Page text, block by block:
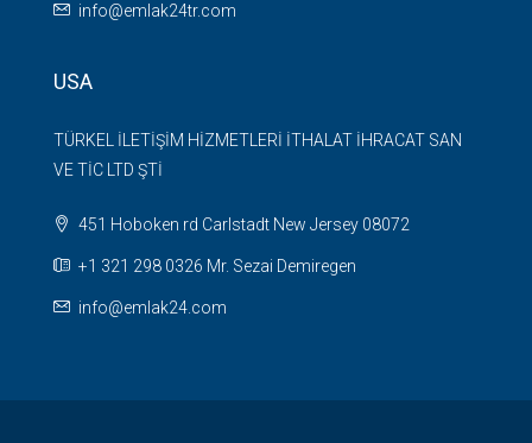
info@emlak24tr.com
USA
TÜRKEL İLETİŞİM HİZMETLERİ İTHALAT İHRACAT SAN
VE TİC LTD ŞTİ
451 Hoboken rd Carlstadt New Jersey 08072
+1 321 298 0326 Mr. Sezai Demiregen
info@emlak24.com